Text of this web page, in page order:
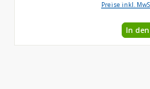
Preise inkl.
In